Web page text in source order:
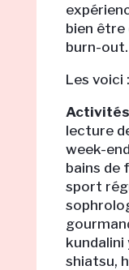
bien être
burn-out.
Les voici :
Activités
lecture
week-
bains de
sport
kundalini
shiatsu,